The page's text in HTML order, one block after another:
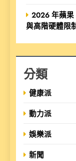
2026 年蘋果
與高階硬體限
分類
健康派
動力派
娛樂派
新聞